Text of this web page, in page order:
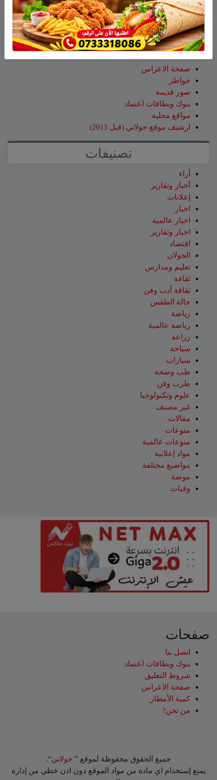
عبد اللهعلى
14 طاقم إطفاء والعديد من طائرات إطفاء
الحرائق لإخماد الحريق قرب عين قنية – فيديو
صفحات
صفحة الاعراس
خواطر
صور قديمة
بنوك وبطاقات اعتماد
مواقع محلية
ارشيف موقع جولاني (قبل 2013)
تصنيفات
آراء
أخبار وتقارير
إعلانات
اخبار
اخبار عالمية
اخبار وتقارير
اقتصاد
الجولان
تعليم ومدارس
ثقافة
ثقافة أدب وفن
حالة الطقس
رياضة
رياضة عالمية
زراعة
سياحة
سيارات
طب وصحة
طرب وفن
علوم وتكنولوجيا
غير مصنف
مقالات
منوعات
منوعات عالمية
مواد إعلانية
مواضيع مختلفة
موضة
وفيات
صفحات
اتصل بنا
بنوك وبطاقات اعتماد
شروط التعليق‎
صفحة الاعراس
كمية الأمطار
من نحن?
جميع الحقوق محفوظة لموقع ” جولاني“.
يمنع إستخدام اي مادة من مواد الموقع دون اذن خطي من إدارة